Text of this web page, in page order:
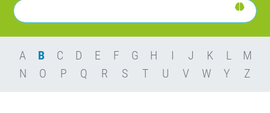
A B C D E F G H I J K L
M
N
O P Q R S T U V W Y Z